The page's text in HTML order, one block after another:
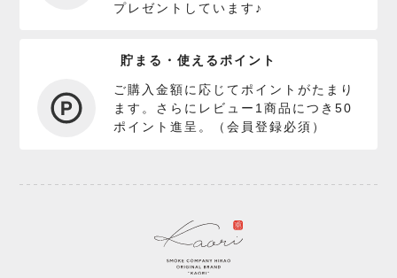
プレゼントしています♪
貯まる・使えるポイント
ご購入金額に応じてポイントがたまり
ます。さらにレビュー1商品につき50
ポイント進呈。（会員登録必須）